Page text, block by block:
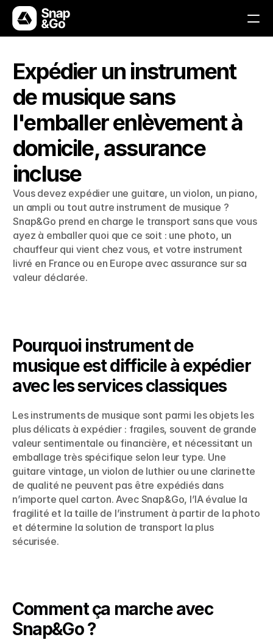
Expédier un instrument
de musique sans
l'emballer enlèvement à
domicile, assurance
incluse
Vous devez expédier une guitare, un violon, un piano,
un ampli ou tout autre instrument de musique ?
Snap&Go prend en charge le transport sans que vous
ayez à emballer quoi que ce soit : une photo, un
chauffeur qui vient chez vous, et votre instrument
livré en France ou en Europe avec assurance sur sa
valeur déclarée.
Pourquoi instrument de
musique est difficile à expédier
avec les services classiques
Les instruments de musique sont parmi les objets les
plus délicats à expédier : fragiles, souvent de grande
valeur sentimentale ou financière, et nécessitant un
emballage très spécifique selon leur type. Une
guitare vintage, un violon de luthier ou une clarinette
de qualité ne peuvent pas être expédiés dans
n’importe quel carton. Avec Snap&Go, l’IA évalue la
fragilité et la taille de l’instrument à partir de la photo
et détermine la solution de transport la plus
sécurisée.
Comment ça marche avec
Snap&Go ?
Solutions
Comment ça marche
Avantages
FAQs
Contactez-nous
Télécharger l'application
Télécharger l'application